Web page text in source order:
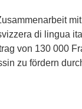
di lingua
von 130 000
zu fördern